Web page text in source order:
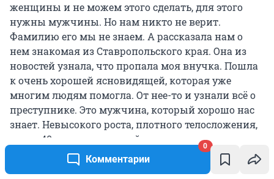
Комментарии
0
женщины и не можем этого сделать, для этого
нужны мужчины. Но нам никто не верит.
Фамилию его мы не знаем. А рассказала нам о
нем знакомая из Ставропольского края. Она из
новостей узнала, что пропала моя внучка. Пошла
к очень хорошей ясновидящей, которая уже
многим людям помогла. От нее-то и узнали всё о
преступнике. Это мужчина, который хорошо нас
знает. Невысокого роста, плотного телосложения,
около 40 лет, и он в нашей деревне как главарь
банды. Он напугал нашу девчонку. Возможно, с
дружками сторожили ее, когда она в школу и из